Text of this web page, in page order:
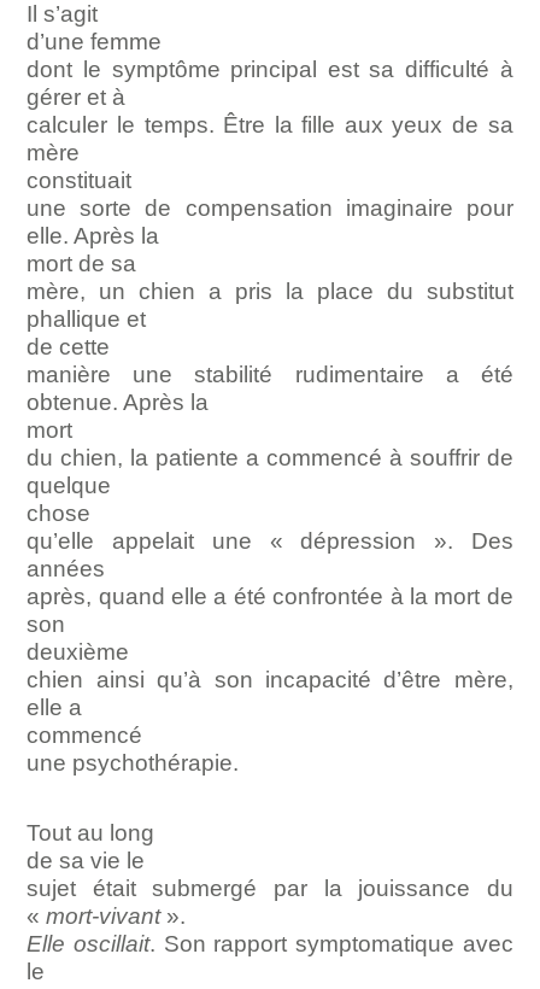
Il s’agit
d’une femme
dont le symptôme principal est sa difficulté à
gérer et à
calculer le temps. Être la fille aux yeux de sa
mère
constituait
une sorte de compensation imaginaire pour
elle. Après la
mort de sa
mère, un chien a pris la place du substitut
phallique et
de cette
manière une stabilité rudimentaire a été
obtenue. Après la
mort
du chien, la patiente a commencé à souffrir de
quelque
chose
qu’elle appelait une « dépression ». Des
années
après, quand elle a été confrontée à la mort de
son
deuxième
chien ainsi qu’à son incapacité d’être mère,
elle a
commencé
une psychothérapie.
Tout au long
de sa vie le
sujet était submergé par la jouissance du
«mort-vivant ».
Elle oscillait. Son rapport symptomatique avec
le